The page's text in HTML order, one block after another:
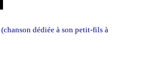
(chanson dédiée à son petit-fils à